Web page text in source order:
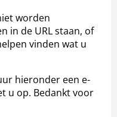
worden
in de URL staan, of
vinden wat u
hieronder een e-
u op. Bedankt voor